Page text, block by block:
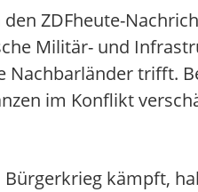
ZDFheute-
Militär- und
trifft.
im Konflikt
Bürgerkrieg kämpft,